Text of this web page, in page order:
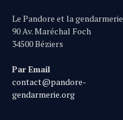
Le Pandore et la gendarmerie
90 Av. Maréchal Foch
34500 Béziers
Par Email
contact@pandore-
gendarmerie.org